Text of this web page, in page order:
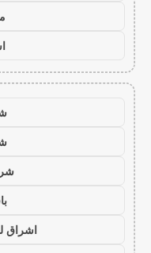
اشراق